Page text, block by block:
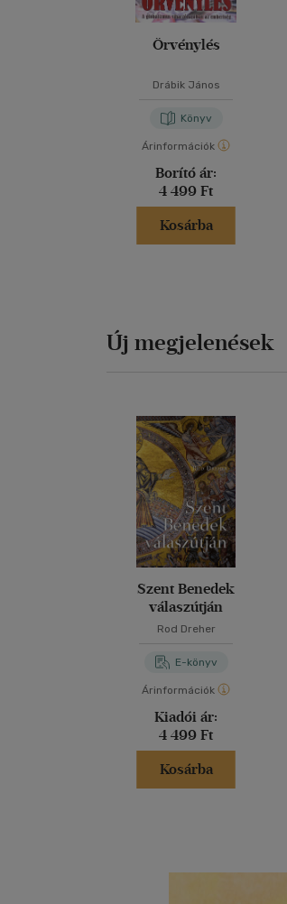
Örvénylés
Drábik János
Könyv
Árinformációk
Borító ár:
4 499 Ft
Kosárba
Új megjelenések
Szent Benedek
válaszútján
Rod Dreher
E-könyv
Árinformációk
Kiadói ár:
4 499 Ft
Kosárba